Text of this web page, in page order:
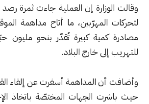
إن العملية جاءت ثمرة رصد
المهرّبين، ما أتاح مداهمة الموقع وضبط
كبيرة تُقدّر بنحو مليون حبّة
خارج البلاد.
المداهمة أسفرت عن إلقاء القبض على
الجهات المختصّة باتخاذ الإجراءات